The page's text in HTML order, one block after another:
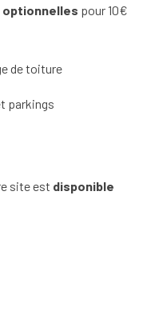
optionnelles pour 10€
de toiture
parkings
site est disponible